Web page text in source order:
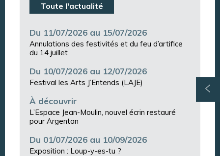
Toute l'actualité
Du 11/07/2026 au 15/07/2026
Annulations des festivités et du feu d’artifice
du 14 juillet
Du 10/07/2026 au 12/07/2026
Festival les Arts J’Entends (LAJE)
À découvrir
L’Espace Jean-Moulin, nouvel écrin restauré
pour Argentan
Du 01/07/2026 au 10/09/2026
Exposition : Loup-y-es-tu ?